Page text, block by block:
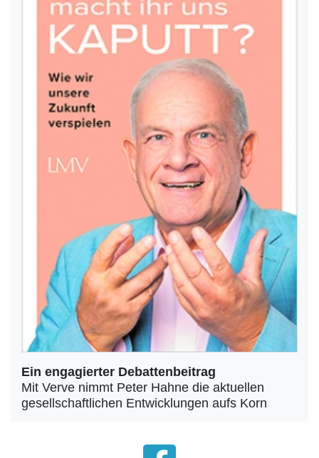
Ein engagierter Debattenbeitrag
Mit Verve nimmt Peter Hahne die aktuellen
gesellschaftlichen Entwicklungen aufs Korn